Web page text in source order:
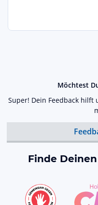
Möchtest
Super! Dein Feedback hilft
Finde